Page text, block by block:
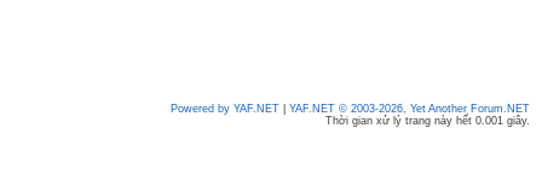
Powered by YAF.NET
YAF.NET © 2003-2026, Yet Another Forum.NET
Thời gian xử lý trang này hết 0.001 giây.